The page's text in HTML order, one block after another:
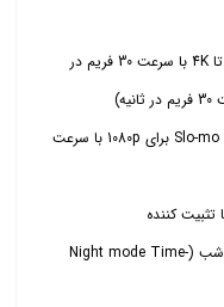
-فیلمبرداری ProRes تا 4K با سرعت 30 فریم در
ثانیه (1080p با سرعت 30 فریم در ثانیه)
-پشتیبانی از ویدیوی Slo-mo برای 1080p با سرعت
-تایم لپس در حالت شب (Night mode Time-